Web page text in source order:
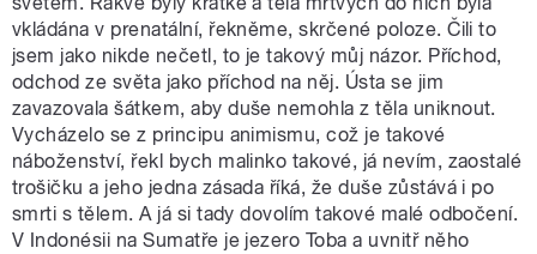
vkládána v prenatální, řekněme, skrčené poloze. Čili to
jsem jako nikde nečetl, to je takový můj názor. Příchod,
odchod ze světa jako příchod na něj. Ústa se jim
zavazovala šátkem, aby duše nemohla z těla uniknout.
Vycházelo se z principu animismu, což je takové
náboženství, řekl bych malinko takové, já nevím, zaostalé
trošičku a jeho jedna zásada říká, že duše zůstává i po
smrti s tělem. A já si tady dovolím takové malé odbočení.
V Indonésii na Sumatře je jezero Toba a uvnitř něho